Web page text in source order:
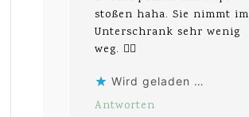
stoßen haha. Sie nimmt im
Unterschrank sehr wenig
weg. 👍🏻
Wird geladen …
Antworten